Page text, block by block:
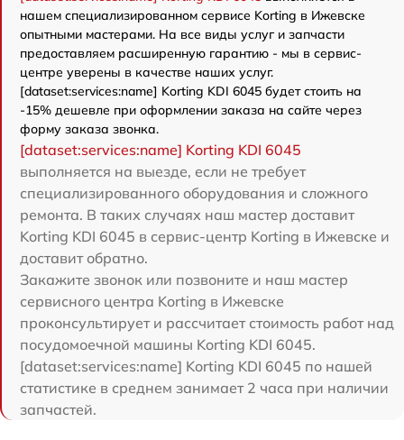
нашем специализированном сервисе Korting в Ижевске
опытными мастерами. На все виды услуг и запчасти
предоставляем расширенную гарантию - мы в сервис-
центре уверены в качестве наших услуг.
[dataset:services:name] Korting KDI 6045 будет стоить на
-15% дешевле при оформлении заказа на сайте через
форму заказа звонка.
[dataset:services:name] Korting KDI 6045
выполняется на выезде, если не требует
специализированного оборудования и сложного
ремонта. В таких случаях наш мастер доставит
Korting KDI 6045 в сервис-центр Korting в Ижевске и
доставит обратно.
Закажите звонок или позвоните и наш мастер
сервисного центра Korting в Ижевске
проконсультирует и рассчитает стоимость работ над
посудомоечной машины Korting KDI 6045.
[dataset:services:name] Korting KDI 6045 по нашей
статистике в среднем занимает 2 часа при наличии
запчастей.